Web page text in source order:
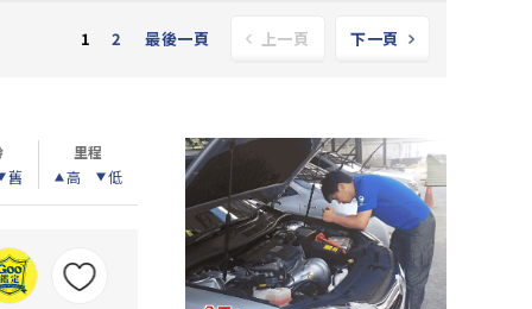
1 2 最後一頁 上一頁 下一頁
舊
里程
高
低